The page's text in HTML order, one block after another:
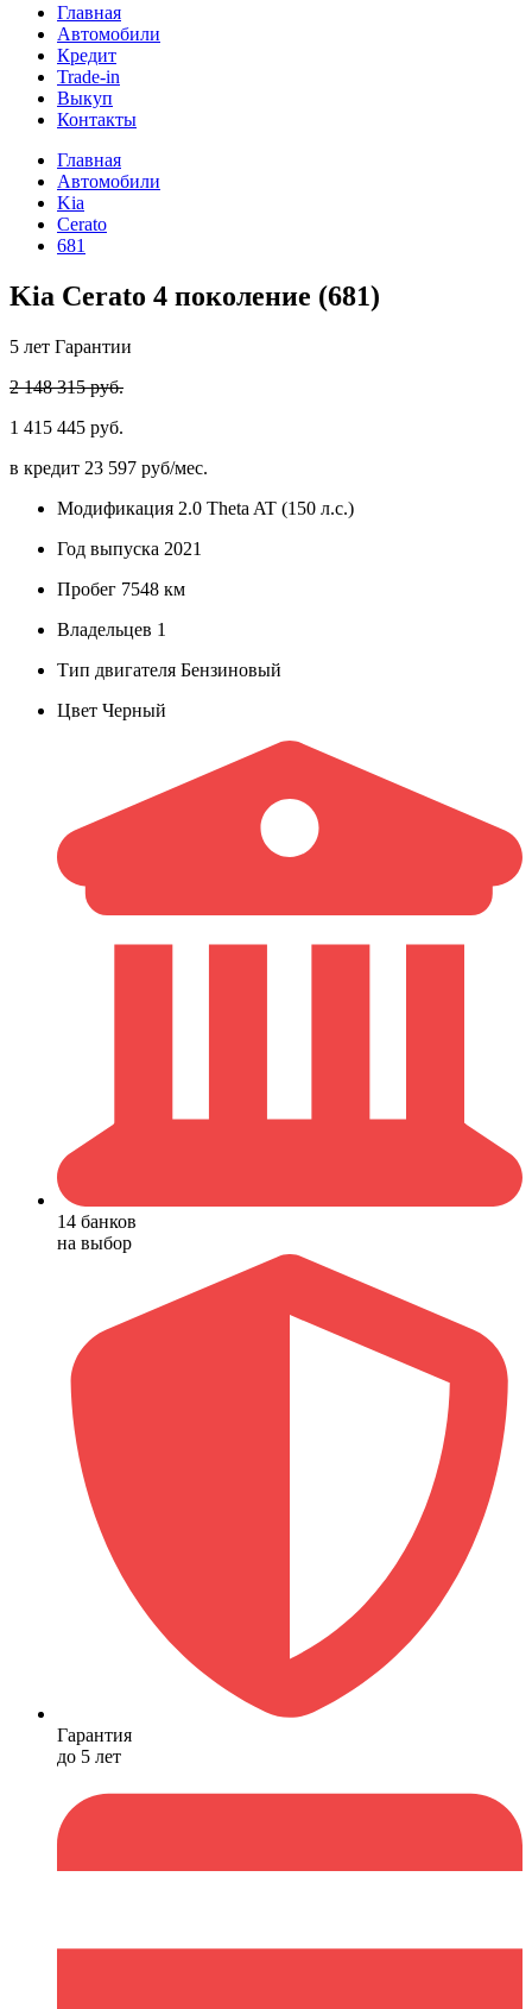
Главная
Автомобили
Кредит
Trade-in
Выкуп
Контакты
Главная
Автомобили
Kia
Cerato
681
Kia Cerato 4 поколение (681)
5 лет Гарантии
2 148 315 руб.
1 415 445 руб.
в кредит 23 597 руб/мес.
Модификация 2.0 Theta AT (150 л.с.)
Год выпуска 2021
Пробег 7548 км
Владельцев 1
Тип двигателя Бензиновый
Цвет Черный
14 банков
на выбор
Гарантия
до 5 лет